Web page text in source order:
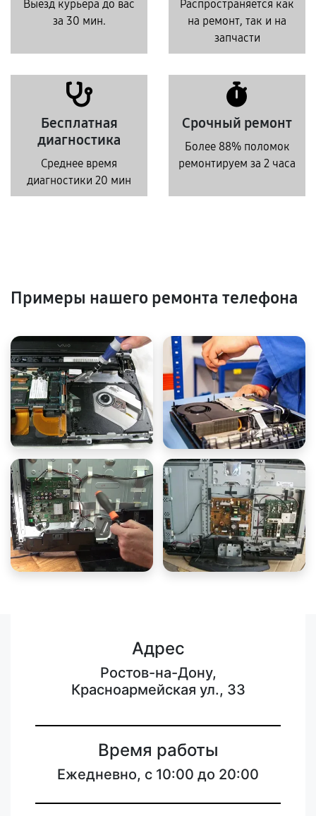
Выезд курьера до вас
за 30 мин.
Распространяется как
на ремонт, так и на
запчасти
Бесплатная
диагностика
Среднее время
диагностики 20 мин
Срочный ремонт
Более 88% поломок
ремонтируем за 2 часа
Примеры нашего ремонта телефона
Адрес
Ростов-на-Дону,
Красноармейская ул., 33
Время работы
Ежедневно, с 10:00 до 20:00